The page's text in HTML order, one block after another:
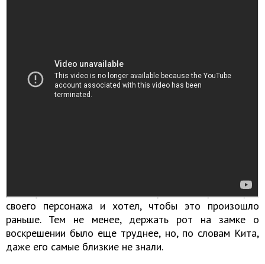
последняя серия пятого сезона «Игры престолов»,
потому что он не мог больше хранить секрет смерти
своего персонажа и хотел, чтобы это произошло
раньше. Тем не менее, держать рот на замке о
воскрешении было еще труднее, но, по словам Кита,
даже его самые близкие не знали.